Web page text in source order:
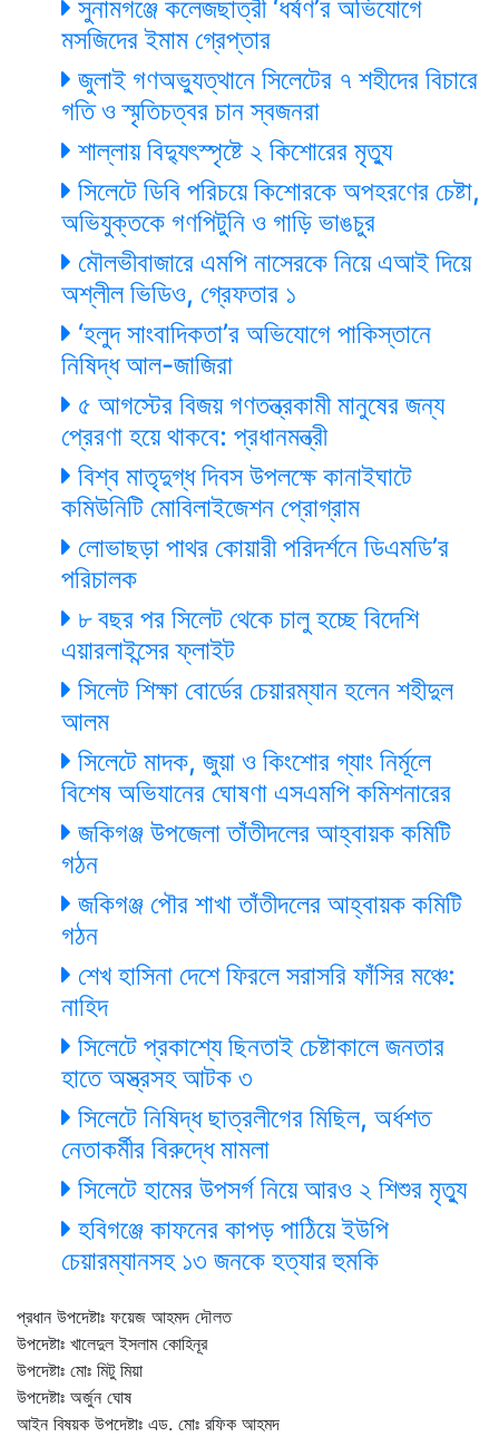
সুনামগঞ্জে কলেজছাত্রী ‘ধর্ষণ’র অভিযোগে
মসজিদের ইমাম গ্রেপ্তার
জুলাই গণঅভ্যুত্থানে সিলেটের ৭ শহীদের বিচারে
গতি ও স্মৃতিচত্বর চান স্বজনরা
শাল্লায় বিদ্যুৎস্পৃষ্টে ২ কিশোরের মৃত্যু
সিলেটে ডিবি পরিচয়ে কিশোরকে অপহরণের চেষ্টা,
অভিযুক্তকে গণপিটুনি ও গাড়ি ভাঙচুর
মৌলভীবাজারে এমপি নাসেরকে নিয়ে এআই দিয়ে
অশ্লীল ভিডিও, গ্রেফতার ১
‘হলুদ সাংবাদিকতা’র অভিযোগে পাকিস্তানে
নিষিদ্ধ আল-জাজিরা
৫ আগস্টের বিজয় গণতন্ত্রকামী মানুষের জন্য
প্রেরণা হয়ে থাকবে: প্রধানমন্ত্রী
বিশ্ব মাতৃদুগ্ধ দিবস উপলক্ষে কানাইঘাটে
কমিউনিটি মোবিলাইজেশন প্রোগ্রাম
লোভাছড়া পাথর কোয়ারী পরিদর্শনে ডিএমডি’র
পরিচালক
৮ বছর পর সিলেট থেকে চালু হচ্ছে বিদেশি
এয়ারলাইন্সের ফ্লাইট
সিলেট শিক্ষা বোর্ডের চেয়ারম্যান হলেন শহীদুল
আলম
সিলেটে মাদক, জুয়া ও কিংশোর গ্যাং নির্মূলে
বিশেষ অভিযানের ঘোষণা এসএমপি কমিশনারের
জকিগঞ্জ উপজেলা তাঁতীদলের আহ্বায়ক কমিটি
গঠন
জকিগঞ্জ পৌর শাখা তাঁতীদলের আহ্বায়ক কমিটি
গঠন
শেখ হাসিনা দেশে ফিরলে সরাসরি ফাঁসির মঞ্চে:
নাহিদ
সিলেটে প্রকাশ্যে ছিনতাই চেষ্টাকালে জনতার
হাতে অস্ত্রসহ আটক ৩
সিলেটে নিষিদ্ধ ছাত্রলীগের মিছিল, অর্ধশত
নেতাকর্মীর বিরুদ্ধে মামলা
সিলেটে হামের উপসর্গ নিয়ে আরও ২ শিশুর মৃত্যু
হবিগঞ্জে কাফনের কাপড় পাঠিয়ে ইউপি
চেয়ারম্যানসহ ১৩ জনকে হত্যার হুমকি
প্রধান উপদেষ্টাঃ ফয়েজ আহমদ দৌলত
উপদেষ্টাঃ খালেদুল ইসলাম কোহিনূর
উপদেষ্টাঃ মোঃ মিটু মিয়া
উপদেষ্টাঃ অর্জুন ঘোষ
আইন বিষয়ক উপদেষ্টাঃ এড. মোঃ রফিক আহমদ